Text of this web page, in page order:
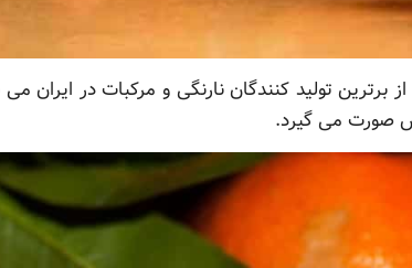
برترین تولید کنندگان نارنگی و مرکبات در
صورت می گیرد.